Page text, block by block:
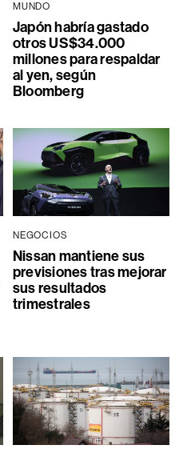
MUNDO
Japón habría gastado
otros US$34.000
millones para respaldar
al yen, según
Bloomberg
NEGOCIOS
Nissan mantiene sus
previsiones tras mejorar
sus resultados
trimestrales